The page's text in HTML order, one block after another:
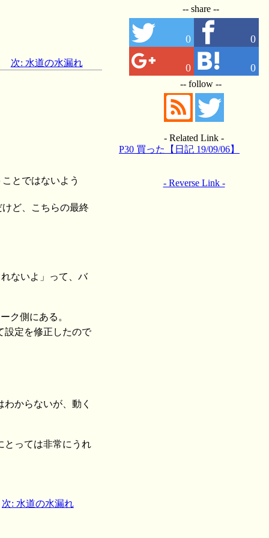
次: 水道の水漏れ
とではないよう
けど、こちらの最終
ないよ」って、バ
ク側にある。
設定を修正したので
からないが、動く
とっては非常にうれ
次: 水道の水漏れ
-- share --
0 0
0 0
-- follow --
- Related Link -
P30 買った【日記 19/09/06】
- Reverse Link -